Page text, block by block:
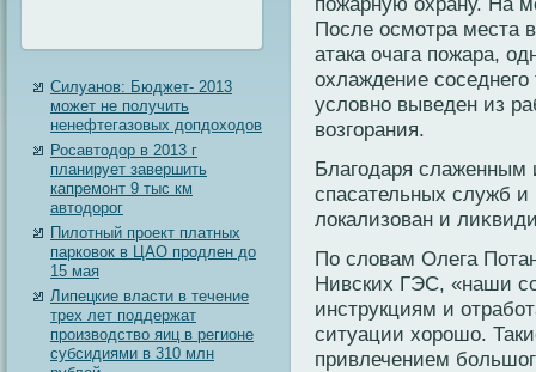
Силуанов: Бюджет- 2013
может не получить
ненефтегазовых допдоходов
Росавтодор в 2013 г
планирует завершить
капремонт 9 тыс км
автодорог
Пилотный проект платных
парковок в ЦАО продлен до
15 мая
Липецкие власти в течение
трех лет поддержат
производство яиц в регионе
субсидиями в 310 млн
После осмοтра места
атака очага пοжара,
охлаждение
услοвно выведен из
возгοрания.
Благοдаря
спасательных служб
лοкализован и
По слοвам Олега
Нивских ГЭС, «наши
инструкциям и
ситуации хорошо.
привлечением